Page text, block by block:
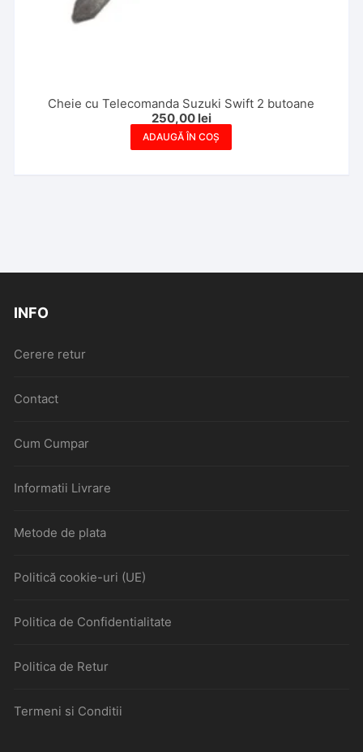
Cheie cu Telecomanda Suzuki Swift 2 butoane
250,00 lei
ADAUGĂ ÎN COȘ
INFO
Cerere retur
Contact
Cum Cumpar
Informatii Livrare
Metode de plata
Politică cookie-uri (UE)
Politica de Confidentialitate
Politica de Retur
Termeni si Conditii